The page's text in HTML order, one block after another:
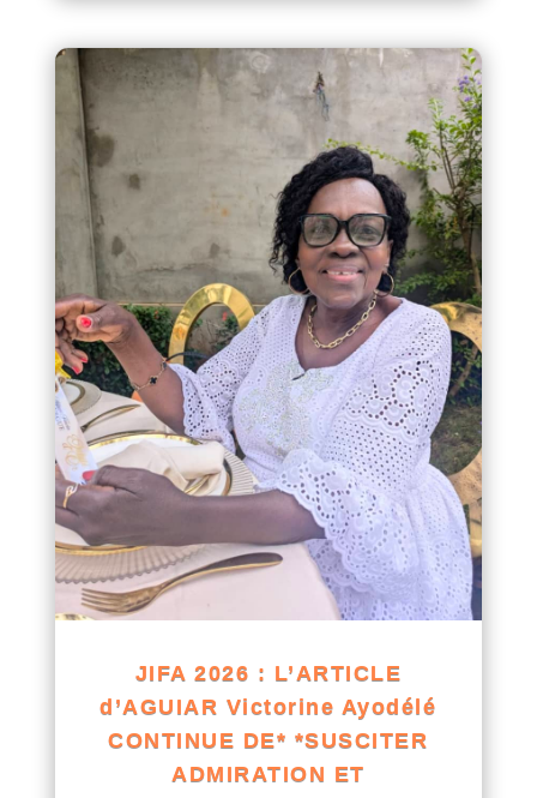
JIFA 2026 : L’ARTICLE
d’AGUIAR Victorine Ayodélé
CONTINUE DE* *SUSCITER
ADMIRATION ET